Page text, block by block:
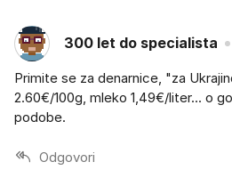
300 let do specialista
Primite se za denarnice, "za
2.60€/100g, mleko 1,49€/liter... o
podobe.
Odgovori